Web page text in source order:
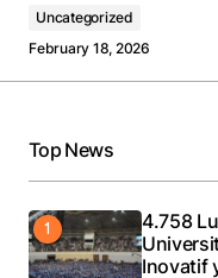
Uncategorized
February 18, 2026
Top News
4.758
Inovatif